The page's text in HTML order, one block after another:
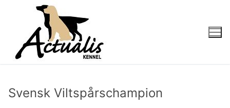
Svensk Viltspårschampion